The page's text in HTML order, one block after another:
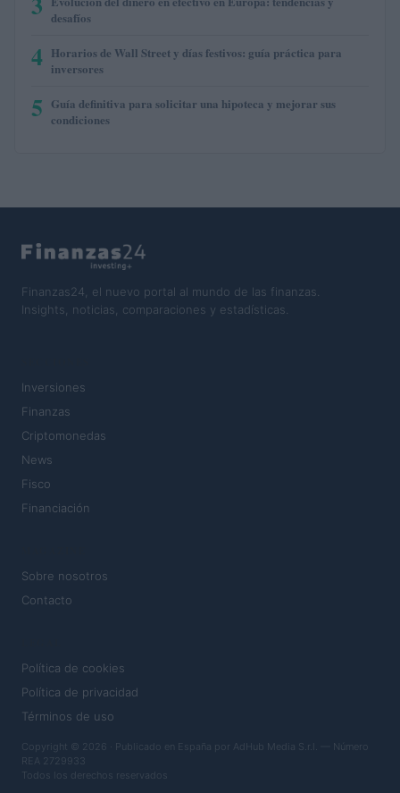
desafíos
4 Horarios de Wall Street y días festivos: guía práctica para
inversores
5 Guía definitiva para solicitar una hipoteca y mejorar sus
condiciones
Finanzas24, el nuevo portal al mundo de las finanzas.
Insights, noticias, comparaciones y estadísticas.
Inversiones
Finanzas
Criptomonedas
News
Fisco
Financiación
Sobre nosotros
Contacto
Política de cookies
Política de privacidad
Términos de uso
Copyright © 2026 · Publicado en España por AdHub Media S.r.l. — Número
REA 2729933
Todos los derechos reservados